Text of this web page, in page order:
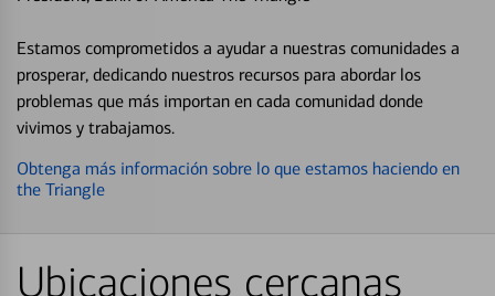
Estamos comprometidos a ayudar a nuestras comunidades a
prosperar, dedicando nuestros recursos para abordar los
problemas que más importan en cada comunidad donde
vivimos y trabajamos.
Obtenga más información sobre lo que estamos haciendo en
the Triangle
Ubicaciones cercanas